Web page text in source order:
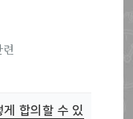
합의할 수 있